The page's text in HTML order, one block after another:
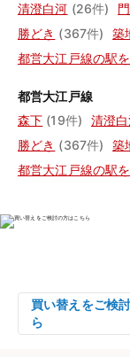
清澄白河 (26件)
勝どき (367件) 築
都営大江戸線の駅
都営大江戸線
森下 (19件) 清澄
勝どき (367件) 築
都営大江戸線の駅
買い替えをご検
ら